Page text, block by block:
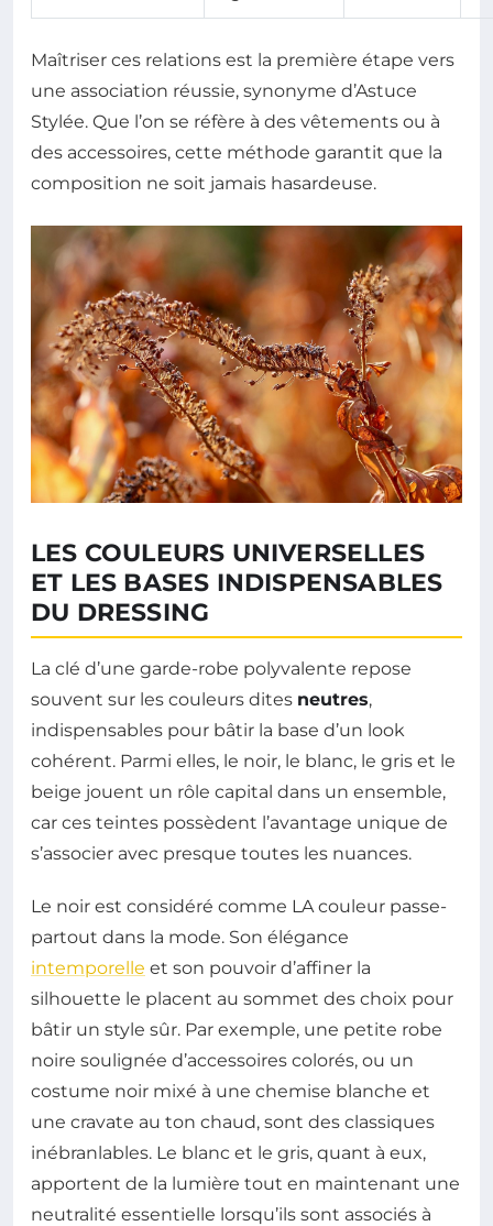
Maîtriser ces relations est la première étape vers
une association réussie, synonyme d’Astuce
Stylée. Que l’on se réfère à des vêtements ou à
des accessoires, cette méthode garantit que la
composition ne soit jamais hasardeuse.
LES COULEURS UNIVERSELLES
ET LES BASES INDISPENSABLES
DU DRESSING
La clé d’une garde-robe polyvalente repose
souvent sur les couleurs dites neutres,
indispensables pour bâtir la base d’un look
cohérent. Parmi elles, le noir, le blanc, le gris et le
beige jouent un rôle capital dans un ensemble,
car ces teintes possèdent l’avantage unique de
s’associer avec presque toutes les nuances.
Le noir est considéré comme LA couleur passe-
partout dans la mode. Son élégance
intemporelle et son pouvoir d’affiner la
silhouette le placent au sommet des choix pour
bâtir un style sûr. Par exemple, une petite robe
noire soulignée d’accessoires colorés, ou un
costume noir mixé à une chemise blanche et
une cravate au ton chaud, sont des classiques
inébranlables. Le blanc et le gris, quant à eux,
apportent de la lumière tout en maintenant une
neutralité essentielle lorsqu’ils sont associés à